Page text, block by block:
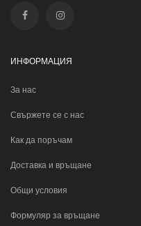
ИНФОРМАЦИЯ
За нас
Свържете се с нас
Как да поръчам
Доставка и връщане
Общи условия
Формуляр за връщане